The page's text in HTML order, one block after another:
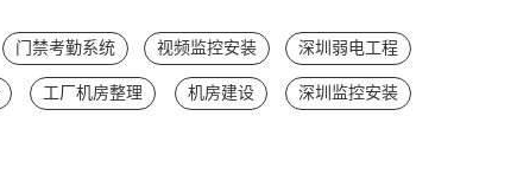
门禁考勤系统 视频监控安装 深圳弱电工程
工厂机房整理 机房建设 深圳监控安装